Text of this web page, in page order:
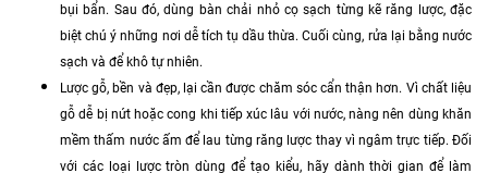
bụi bẩn. Sau đó, dùng bàn chải nhỏ cọ sạch từng kẽ răng lược, đặc
biệt chú ý những nơi dễ tích tụ dầu thừa. Cuối cùng, rửa lại bằng nước
sạch và để khô tự nhiên.
Lược gỗ, bền và đẹp, lại cần được chăm sóc cẩn thận hơn. Vì chất liệu
gỗ dễ bị nứt hoặc cong khi tiếp xúc lâu với nước, nàng nên dùng khăn
mềm thấm nước ấm để lau từng răng lược thay vì ngâm trực tiếp. Đối
với các loại lược tròn dùng để tạo kiểu, hãy dành thời gian để làm